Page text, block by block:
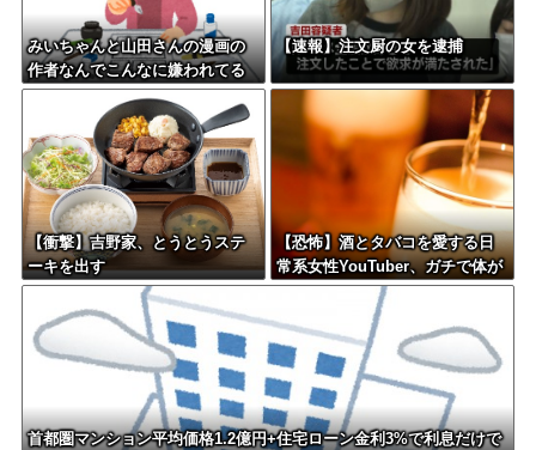
みいちゃんと山田さんの漫画の
作者なんでこんなに嫌われてる
んだろうな
【速報】注文厨の女を逮捕
【衝撃】吉野家、とうとうステ
ーキを出す
【恐怖】酒とタバコを愛する日
常系女性YouTuber、ガチで体が
終わる・・・
首都圏マンション平均価格1.2億円+住宅ローン金利3%で利息だけで